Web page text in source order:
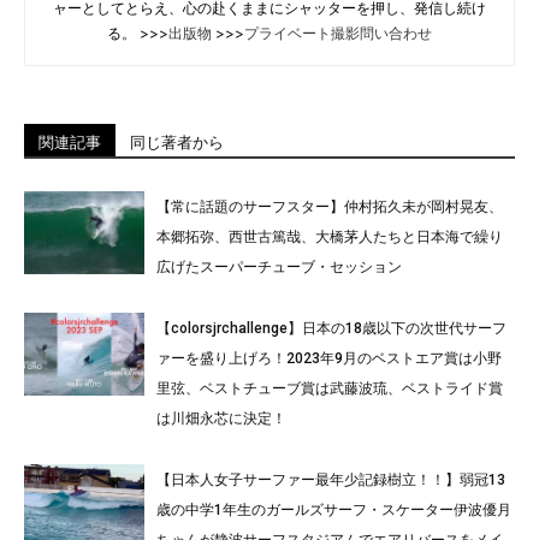
ャーとしてとらえ、心の赴くままにシャッターを押し、発信し続け
る。 >>>出版物 >>>プライベート撮影問い合わせ
関連記事 同じ著者から
【常に話題のサーフスター】仲村拓久未が岡村晃友、
本郷拓弥、西世古篤哉、大橋茅人たちと日本海で繰り
広げたスーパーチューブ・セッション
【colorsjrchallenge】日本の18歳以下の次世代サーフ
ァーを盛り上げろ！2023年9月のベストエア賞は小野
里弦、ベストチューブ賞は武藤波琉、ベストライド賞
は川畑永芯に決定！
【日本人女子サーファー最年少記録樹立！！】弱冠13
歳の中学1年生のガールズサーフ・スケーター伊波優月